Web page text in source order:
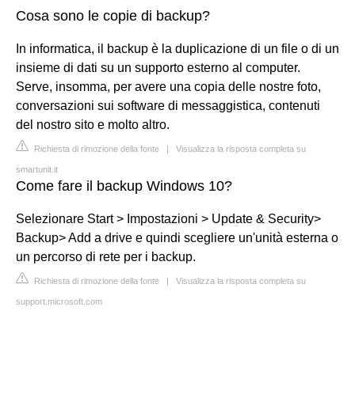
Cosa sono le copie di backup?
In informatica, il backup è la duplicazione di un file o di un
insieme di dati su un supporto esterno al computer.
Serve, insomma, per avere una copia delle nostre foto,
conversazioni sui software di messaggistica, contenuti
del nostro sito e molto altro.
Richiesta di rimozione della fonte | Visualizza la risposta completa su
smartunit.it
Come fare il backup Windows 10?
Selezionare Start > Impostazioni > Update & Security>
Backup> Add a drive e quindi scegliere un'unità esterna o
un percorso di rete per i backup.
Richiesta di rimozione della fonte | Visualizza la risposta completa su
support.microsoft.com